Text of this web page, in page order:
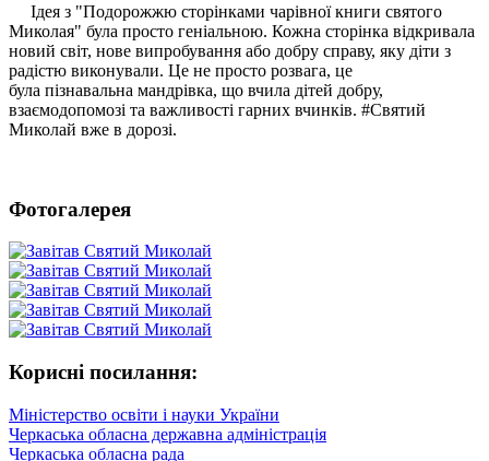
Ідея з "Подорожжю сторінками чарівної книги святого
Миколая" була просто геніальною. Кожна сторінка відкривала
новий світ, нове випробування або добру справу, яку діти з
радістю виконували. Це не просто розвага, це
була пізнавальна мандрівка, що вчила дітей добру,
взаємодопомозі та важливості гарних вчинків. #Святий
Миколай вже в дорозі.
Фотогалерея
Корисні посилання:
Міністерство освіти і науки України
Черкаська обласна державна адміністрація
Черкаська обласна рада